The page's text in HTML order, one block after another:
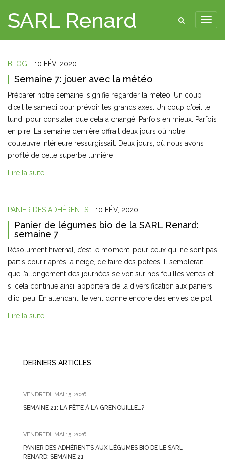
SARL Renard
BLOG 10 FÉV, 2020
Semaine 7: jouer avec la météo
Préparer notre semaine, signifie regarder la météo. Un coup
d’œil le samedi pour prévoir les grands axes. Un coup d’œil le
lundi pour constater que cela a changé. Parfois en mieux. Parfois
en pire. La semaine dernière offrait deux jours où notre
couleuvre intérieure ressurgissait. Deux jours, où nous avons
profité de cette superbe lumière.
Lire la suite…
PANIER DES ADHÉRENTS 10 FÉV, 2020
Panier de légumes bio de la SARL Renard:
semaine 7
Résolument hivernal, c’est le moment, pour ceux qui ne sont pas
partis courir après la neige, de faire des potées. Il semblerait
que l’allongement des journées se voit sur nos feuilles vertes et
si cela continue ainsi, apportera de la diversification aux paniers
d’ici peu. En attendant, le vent donne encore des envies de pot
Lire la suite…
DERNIERS ARTICLES
VENDREDI, MAI 15, 2026
SEMAINE 21: LA FÊTE À LA GRENOUILLE…?
VENDREDI, MAI 15, 2026
PANIER DES ADHÉRENTS AUX LÉGUMES BIO DE LE SARL
RENARD: SEMAINE 21